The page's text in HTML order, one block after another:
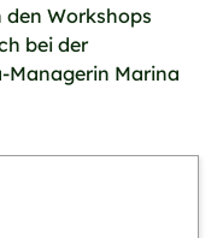
den Workshops
bei der
Managerin Marina